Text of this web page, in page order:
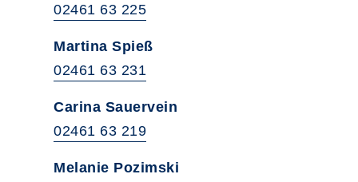
02461 63 225
Martina Spieß
02461 63 231
Carina Sauervein
02461 63 219
Melanie Pozimski